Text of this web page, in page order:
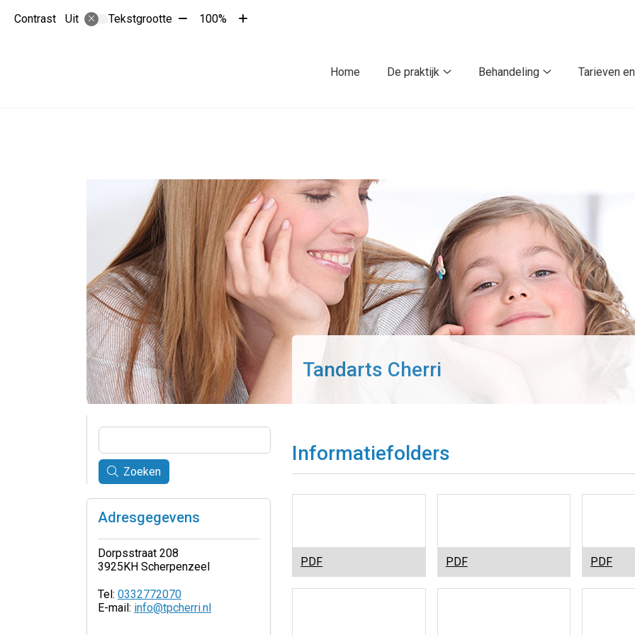
Contrast Uit Tekstgrootte Tekst100%
Tekst
Home
De praktijk
Behandeling
Tarieven
Tandarts Cherri
Informatiefolders
PDFAften PDFBeugel PDF
Zoeken
Adresgegevens
Dorpsstraat 208
3925KH Scherpenzeel
Tel: 0332772070
E-mail: info@tpcherri.nl